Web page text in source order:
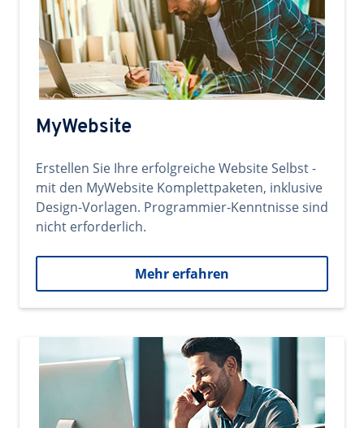
MyWebsite
Erstellen Sie Ihre erfolgreiche Website Selbst -
mit den MyWebsite Komplettpaketen, inklusive
Design-Vorlagen. Programmier-Kenntnisse sind
nicht erforderlich.
Mehr erfahren